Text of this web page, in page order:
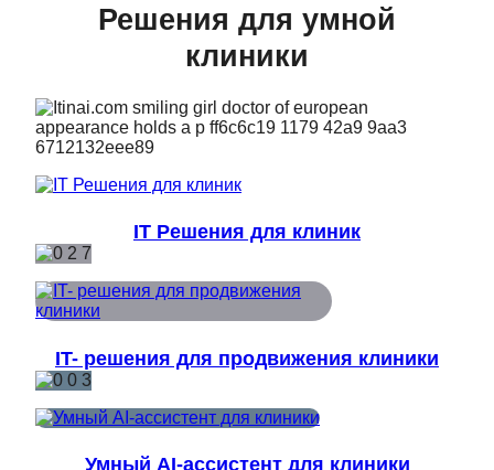
Решения для умной
клиники
IT Решения для клиник
IT- решения для продвижения клиники
Умный AI-ассистент для клиники